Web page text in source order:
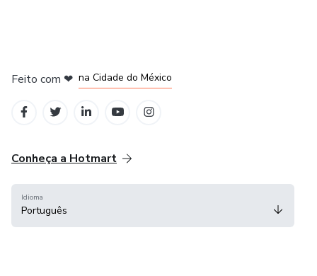
Feito com ❤ na Cidade do México
Conheça a Hotmart
Idioma
Português